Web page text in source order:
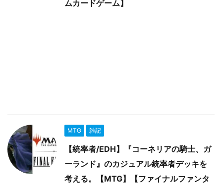
ムカードゲーム】
MTG 雑記
【統率者/EDH】『コーネリアの騎士、ガ
ーランド』のカジュアル統率者デッキを
考える。【MTG】【ファイナルファンタ